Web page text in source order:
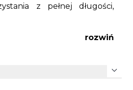
z pełnej długości,
charakter Biothane®
Kolejną zaletą jest
rozwiń
expand_more